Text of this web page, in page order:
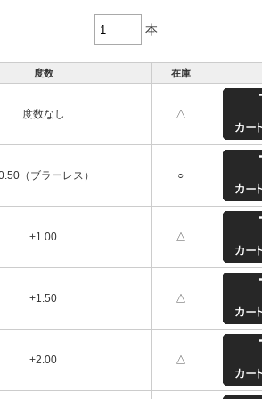
本
度数 在庫
度数なし △
（ブラーレス） ○
+1.00 △
+1.50 △
+2.00 △